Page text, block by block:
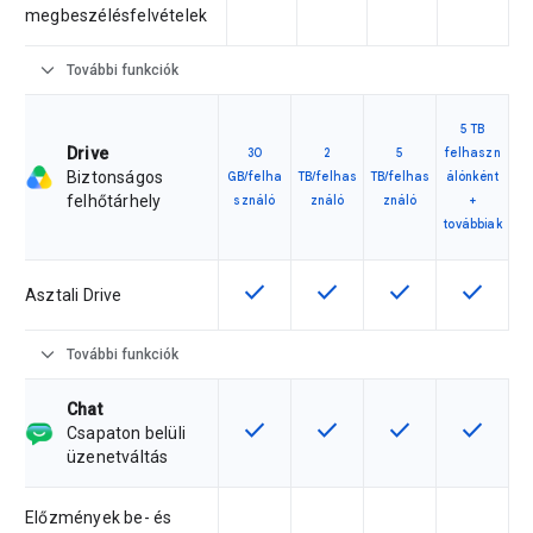
megbeszélésfelvételek
expand_more További funkciók
Drive
Biztonságos
felhőtárhely
30
GB/felha
sználó
2
TB/felhas
ználó
5
TB/felhas
ználó
5 TB
felhaszn
álónként
+
továbbiak
Asztali Drive Ez a funkció az adott
check Ez a funkció az adott
check Ez a funkció az
check Ez a
check
expand_more További funkciók
Chat
Csapaton belüli
üzenetváltás
Ez a funkció az adott
check Ez a funkció az adott
check Ez a funkció az
check Ez a
check
Előzmények be- és